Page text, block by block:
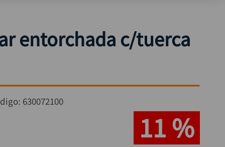
entorchada c/tuerca
630072100
11 %